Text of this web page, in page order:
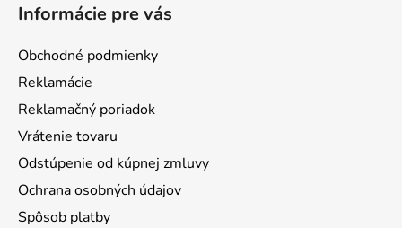
Informácie pre vás
Obchodné podmienky
Reklamácie
Reklamačný poriadok
Vrátenie tovaru
Odstúpenie od kúpnej zmluvy
Ochrana osobných údajov
Spôsob platby